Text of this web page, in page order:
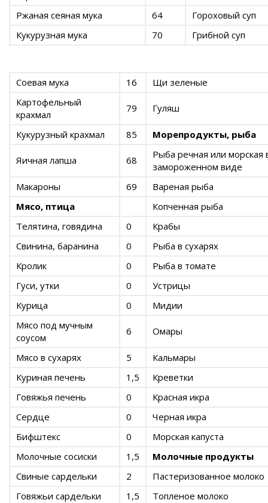
Ржаная сеяная мука 64
Гороховый суп
Кукурузная мука
70 Грибной суп
Соевая мука 16
Щи зеленые
Картофельный
крахмал
79 Гуляш
Кукурузный крахмал 85 Морепродукты, рыба
Яичная лапша 68
Рыба речная или морская
замороженном виде
Макароны
69
Вареная рыба
Мясо, птица
Копченная рыба
Телятина, говядина
0
Крабы
Свинина, баранина
0
Рыба в сухарях
Кролик
0
Рыба в томате
Гуси, утки
0
Устрицы
Курица
0
Мидии
Мясо под мучным
соусом
6 Омары
Мясо в сухарях 5
Кальмары
Куриная печень
1,5
Креветки
Говяжья печень
0
Красная икра
Сердце
0
Черная икра
Бифштекс
0
Морская капуста
Молочные сосиски
1,5
Молочные продукты
Свиные сардельки
2
Пастеризованное молоко
Говяжьи сардельки
1,5 Топленое молоко